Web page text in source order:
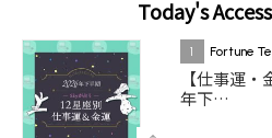
Today's
1 Fortune
【仕事運
年下…